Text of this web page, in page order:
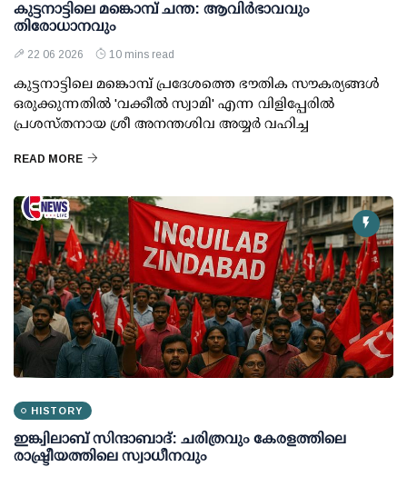
കുട്ടനാട്ടിലെ മങ്കൊമ്പ് ചന്ത: ആവിര്‍ഭാവവും
തിരോധാനവും
22 06 2026 10 mins read
കുട്ടനാട്ടിലെ മങ്കൊമ്പ് പ്രദേശത്തെ ഭൗതിക സൗകര്യങ്ങള്‍
ഒരുക്കുന്നതില്‍ 'വക്കീല്‍ സ്വാമി' എന്ന വിളിപ്പേരില്‍
പ്രശസ്തനായ ശ്രീ അനന്തശിവ അയ്യര്‍ വഹിച്ച
READ MORE
HISTORY
ഇങ്ക്വിലാബ് സിന്ദാബാദ്: ചരിത്രവും കേരളത്തിലെ
രാഷ്ട്രീയത്തിലെ സ്വാധീനവും